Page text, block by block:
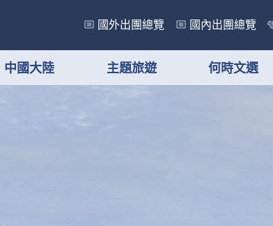
國外出團總覽 國內出團總覽
中國大陸 主題旅遊 何時文選